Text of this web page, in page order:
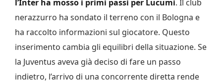
l’Inter ha mosso i primi passi per Lucumí. Il club
nerazzurro ha sondato il terreno con il Bologna e
ha raccolto informazioni sul giocatore. Questo
inserimento cambia gli equilibri della situazione. Se
la Juventus aveva già deciso di fare un passo
indietro, l’arrivo di una concorrente diretta rende